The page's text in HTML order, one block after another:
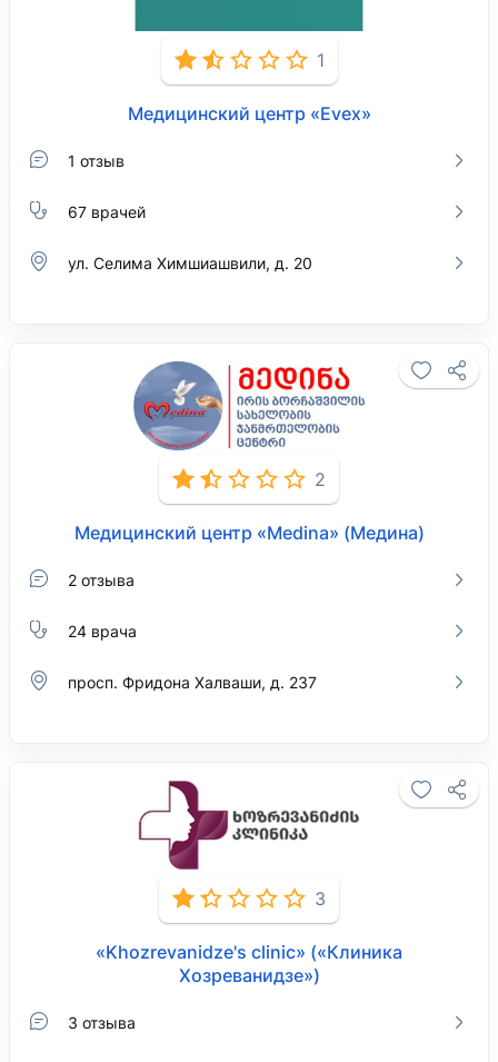
1
Медицинский центр «Evex»
1 отзыв
67 врачей
ул. Селима Химшиашвили, д. 20
2
Медицинский центр «Medina» (Медина)
2 отзыва
24 врача
просп. Фридона Халваши, д. 237
3
«Khozrevanidze's clinic» («Клиника
Хозреванидзе»)
3 отзыва